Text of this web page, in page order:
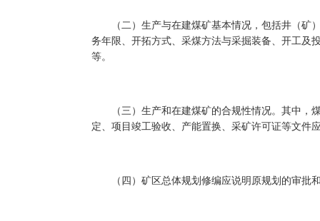
（二）生产与在建煤矿基本情况，包括井（矿
务年限、开拓方式、采煤方法与采掘装备、开工及
等。
（三）生产和在建煤矿的合规性情况。其中，
定、项目竣工验收、产能置换、采矿许可证等文件
（四）矿区总体规划修编应说明原规划的审批